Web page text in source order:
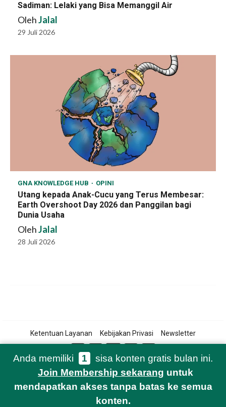
Sadiman: Lelaki yang Bisa Memanggil Air
OlehJalal
29 Juli 2026
GNA KNOWLEDGE HUB OPINI
Utang kepada Anak-Cucu yang Terus Membesar:
Earth Overshoot Day 2026 dan Panggilan bagi
Dunia Usaha
OlehJalal
28 Juli 2026
Ketentuan Layanan Kebijakan Privasi Newsletter
© 2021-2026 Green Network Asia
Anda memiliki 1
sisa konten gratis bulan ini.
Join Membership sekarang untuk
mendapatkan akses tanpa batas ke semua
konten.